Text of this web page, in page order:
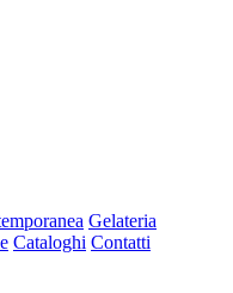
Gelateria
Cataloghi Contatti